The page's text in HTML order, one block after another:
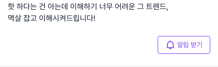
핫 하다는 건 아는데 이해하기 너무 어려운 그 트렌드,
멱살 잡고 이해시켜드립니다!
알림 받기